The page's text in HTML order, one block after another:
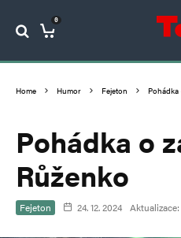
0
Home Humor Fejeton
Pohádka o
Růženko
Fejeton 24. 12. 2024 Aktualizace: